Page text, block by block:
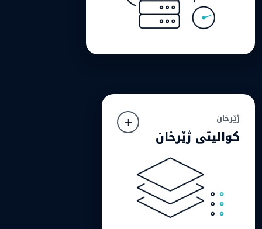
ژێرخان
کوالیتی ژێرخان
هەڵنابژێرین، بەڵکو لەسەر بنەمای ئەدا و جێگیری و